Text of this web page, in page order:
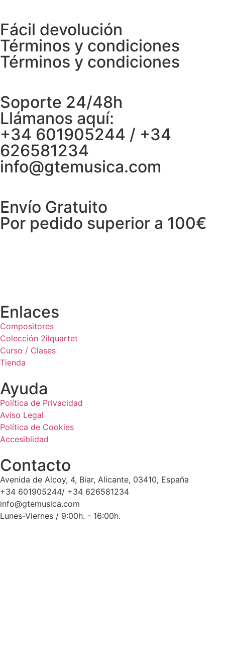
Fácil devolución
Términos y condiciones
Términos y condiciones
Soporte 24/48h
Llámanos aquí:
+34 601905244 / +34
626581234
info@gtemusica.com
Envío Gratuito
Por pedido superior a 100€
Enlaces
Compositores
Colección 2ilquartet
Curso / Clases
Tienda
Ayuda
Política de Privacidad
Aviso Legal
Política de Cookies
Accesiblidad
Contacto
Avenida de Alcoy, 4, Biar, Alicante, 03410, España
+34 601905244/ +34 626581234
info@gtemusica.com
Lunes-Viernes / 9:00h. - 16:00h.